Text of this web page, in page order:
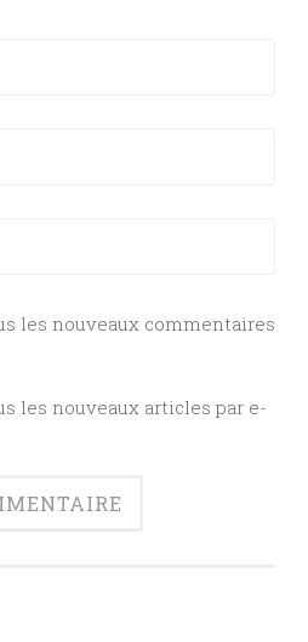
les nouveaux commentaires
les nouveaux articles par e-